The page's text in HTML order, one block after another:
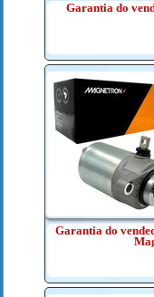
Garantia do
Garantia do